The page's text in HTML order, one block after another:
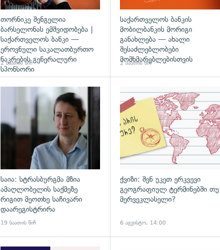
თორნიკე შენგელია
ბარსელონას ემშვიდობება |
საქართველოს ბანკი —
ეროვნული საკალათბურთო
ნაკრების გენერალური
სპონსორი
2 საათის წინ
საქართველოს ბანკის
მობილბანკის მორიგი
განახლება — ახალი
შესაძლებლობები
მომხმარებლებისთვის
2 საათის წინ
გადახედვა
საია: სტრასბურგმა მზია
ამაღლობელის საქმეზე
რიგით მეოთხე საჩივარი
დაარეგისტრირა
19 საათის წინ
ქვიზი: შენ უკეთ ერკვევი
გეოგრაფიულ ტერმინებში თუ
მერვეკლასელი?
6 აგვისტო, 14:00